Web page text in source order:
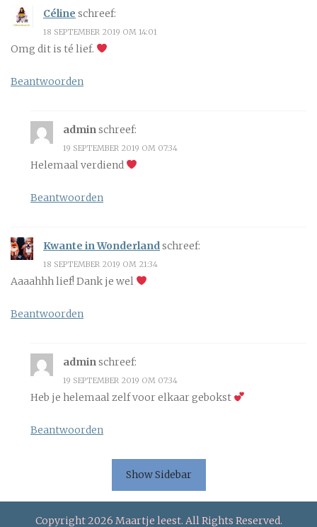
Céline schreef:
18 SEPTEMBER 2019 OM 14:01
Omg dit is té lief.
Beantwoorden
adminschreef:
19 SEPTEMBER 2019 OM 07:34
Helemaal verdiend
Beantwoorden
Kwante in Wonderlandschreef:
18 SEPTEMBER 2019 OM 21:34
Aaaahhh lief! Dank je wel
Beantwoorden
adminschreef:
19 SEPTEMBER 2019 OM 07:34
Heb je helemaal zelf voor elkaar gebokst
Beantwoorden
Show Sidebar
Copyright 2026 Maartje leest. All Rights Reserved.